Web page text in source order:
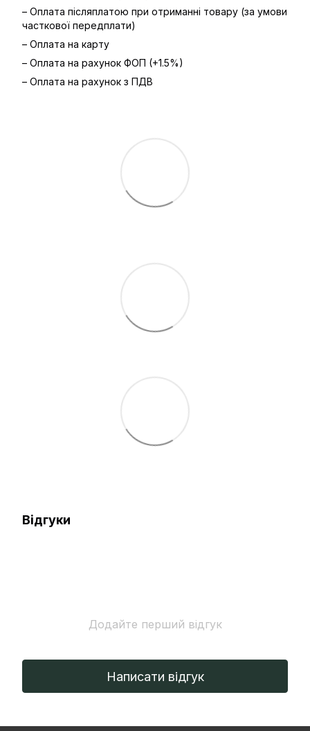
– Оплата післяплатою при отриманні товару (за умови
часткової передплати)
– Оплата на карту
– Оплата на рахунок ФОП (+1.5%)
– Оплата на рахунок з ПДВ
Відгуки
Додайте перший відгук
Написати відгук